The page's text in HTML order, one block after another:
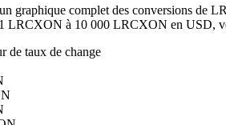
graphique complet des conversions de
LRCXON à 10 000 LRCXON en USD,
de taux de change